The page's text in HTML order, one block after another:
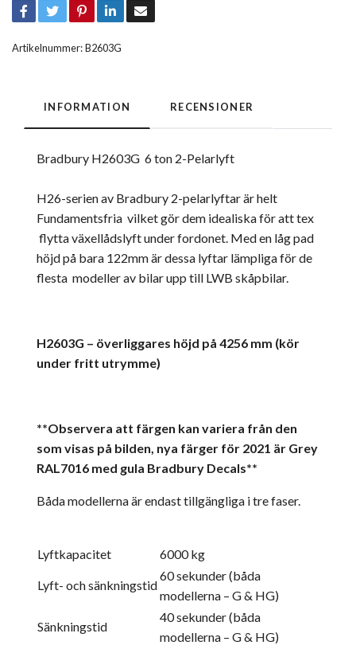
Artikelnummer:B2603G
INFORMATION RECENSIONER
Bradbury H2603G 6 ton 2-Pelarlyft
H26-serien av Bradbury 2-pelarlyftar är helt
Fundamentsfria vilket gör dem idealiska för att tex
flytta växellådslyft under fordonet. Med en låg pad
höjd på bara 122mm är dessa lyftar lämpliga för de
flesta modeller av bilar upp till LWB skåpbilar.
H2603G – överliggares höjd på 4256 mm (kör
under fritt utrymme)
**Observera att färgen kan variera från den
som visas på bilden, nya färger för 2021 är Grey
RAL7016 med gula Bradbury Decals**
Båda modellerna är endast tillgängliga i tre faser.
Lyftkapacitet 6000 kg
Lyft- och sänkningstid
60 sekunder (båda
modellerna – G & HG)
Sänkningstid
40 sekunder (båda
modellerna – G & HG)